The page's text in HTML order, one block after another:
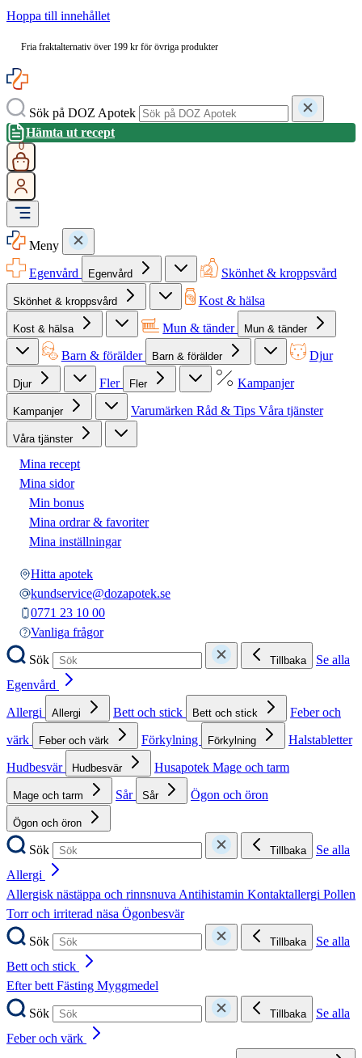
Hoppa till innehållet
Fria fraktalternativ över 199 kr för övriga produkter
Sök på DOZ Apotek
Hämta ut recept
0
Meny
Egenvård
Egenvård Skönhet & kroppsvård
Skönhet & kroppsvård Kost & hälsa
Kost & hälsa Mun & tänder Mun & tänder
Barn & förälder Barn & förälder Djur
Djur Fler Fler Kampanjer
Kampanjer Varumärken Råd & Tips Våra tjänster
Våra tjänster
Mina recept
Mina sidor
Min bonus
Mina ordrar & favoriter
Mina inställningar
Hitta apotek
kundservice@dozapotek.se
0771 23 10 00
Vanliga frågor
Sök
Tillbaka
Se alla
Egenvård
Allergi
Allergi Bett och stick Bett och stick
Feber och
värk
Feber och värk Förkylning Förkylning
Halstabletter
Hudbesvär
Hudbesvär Husapotek Mage och tarm
Mage och tarm Sår Sår Ögon och öron
Ögon och öron
Sök Tillbaka
Se alla
Allergi
Allergisk nästäppa och rinnsnuvaAntihistamin Kontaktallergi Pollen
Torr och irriterad näsa Ögonbesvär
Sök
Tillbaka
Se alla
Bett och stick
Efter bettFästing Myggmedel
Sök
Tillbaka
Se alla
Feber och värk